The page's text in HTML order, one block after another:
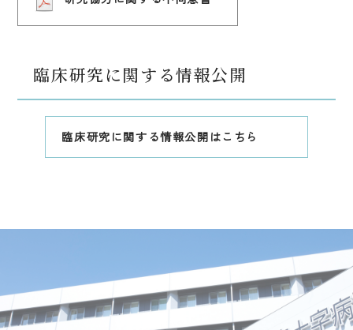
臨床研究に関する情報公開
臨床研究に関する情報公開はこちら